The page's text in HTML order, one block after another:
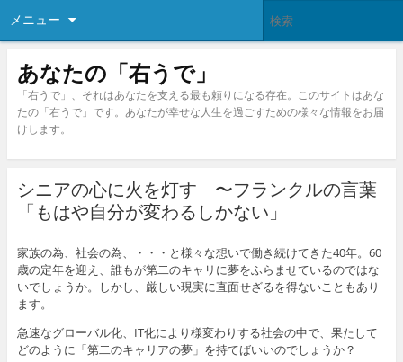
メニュー
あなたの「右うで」
「右うで」、それはあなたを支える最も頼りになる存在。このサイトはあな
たの「右うで」です。あなたが幸せな人生を過ごすための様々な情報をお届
けします。
シニアの心に火を灯す 〜フランクルの言葉
「もはや自分が変わるしかない」
家族の為、社会の為、・・・と様々な想いで働き続けてきた40年。60
歳の定年を迎え、誰もが第二のキャリに夢をふらませているのではな
いでしょうか。しかし、厳しい現実に直面せざるを得ないこともあり
ます。
急速なグローバル化、IT化により様変わりする社会の中で、果たして
どのように「第二のキャリアの夢」を持てばいいのでしょうか？